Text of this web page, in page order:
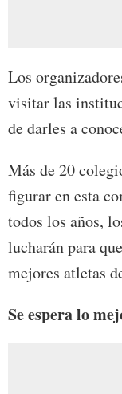
Los
visitar las
de darles a
Más de 20
figurar en esta
todos los años,
lucharán para
mejores atletas
Se espera lo